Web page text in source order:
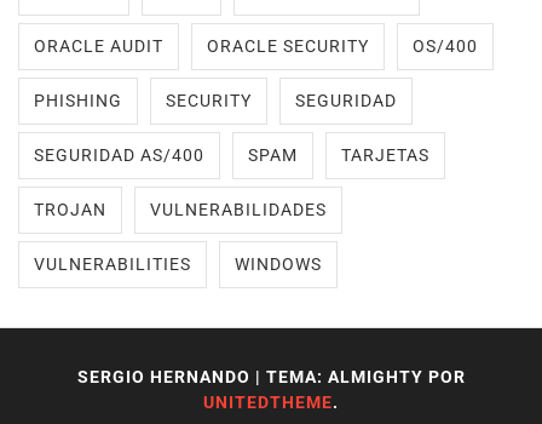
ORACLE AUDIT ORACLE SECURITY OS/400
PHISHING SECURITY SEGURIDAD
SEGURIDAD AS/400 SPAM TARJETAS
TROJAN VULNERABILIDADES
VULNERABILITIES WINDOWS
SERGIO HERNANDO | TEMA: ALMIGHTY POR
UNITEDTHEME.